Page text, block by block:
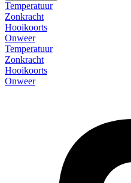
Temperatuur
Zonkracht
Hooikoorts
Onweer
Temperatuur
Zonkracht
Hooikoorts
Onweer